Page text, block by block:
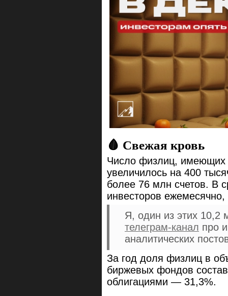
🩸 Свежая кровь
Число физлиц, имеющих
увеличилось на 400
более 76 млн счетов. В
инвесторов
Я, один из этих 10,2
телеграм-канал про
аналитических
За год доля физлиц в
биржевых фондов
облигациями — 31,3%.